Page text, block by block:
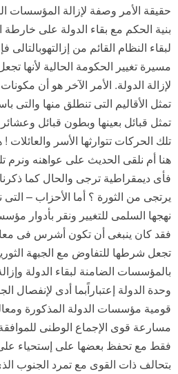
حقيقة الأمر وصفة لإزالة المؤسسات
بنية الحكم مع بقاء الدولة على
لبقاء النظام القائم من
مسيرة تغيير الحكومة الحالية لأنها
لإزالة الدولة. الأمر الآخر هو أن
تمثل الأقاليم التى تنطلق منها والتى
تمثل قبائل بعينها وبطون قبائل
تلك الحركات تتوارثها الأسر
هنا أم نلقى الحديث على عواهنه ونرم
فأى ديمقراطية ترجى والحال كما
يرتجى من الثورة ؟ أما الأحزاب – التى
نهجها السلمى للتغيير ونقر بأدوار
فقد كان ينبغى أن تكون أشرس فى
تجعل شرطها للتفاوض مع الجبهة
بالمؤسسات الضامنة لبقاء الدولة
وحدة الدولة إعتباراًبما أدى لإنفصال
قومية مؤسسات الدولة المذكورة
مسارعة قوى الإجماع الوطنى
فقط مع تحفظ بعضها على إستحياء
بتحالف ذات القوى مع تمرد الجنوب